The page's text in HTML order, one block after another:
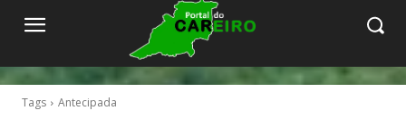
Tags Antecipada